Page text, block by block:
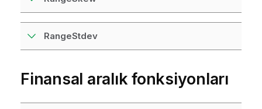
RangeStdev
Finansal aralık fonksiyonları